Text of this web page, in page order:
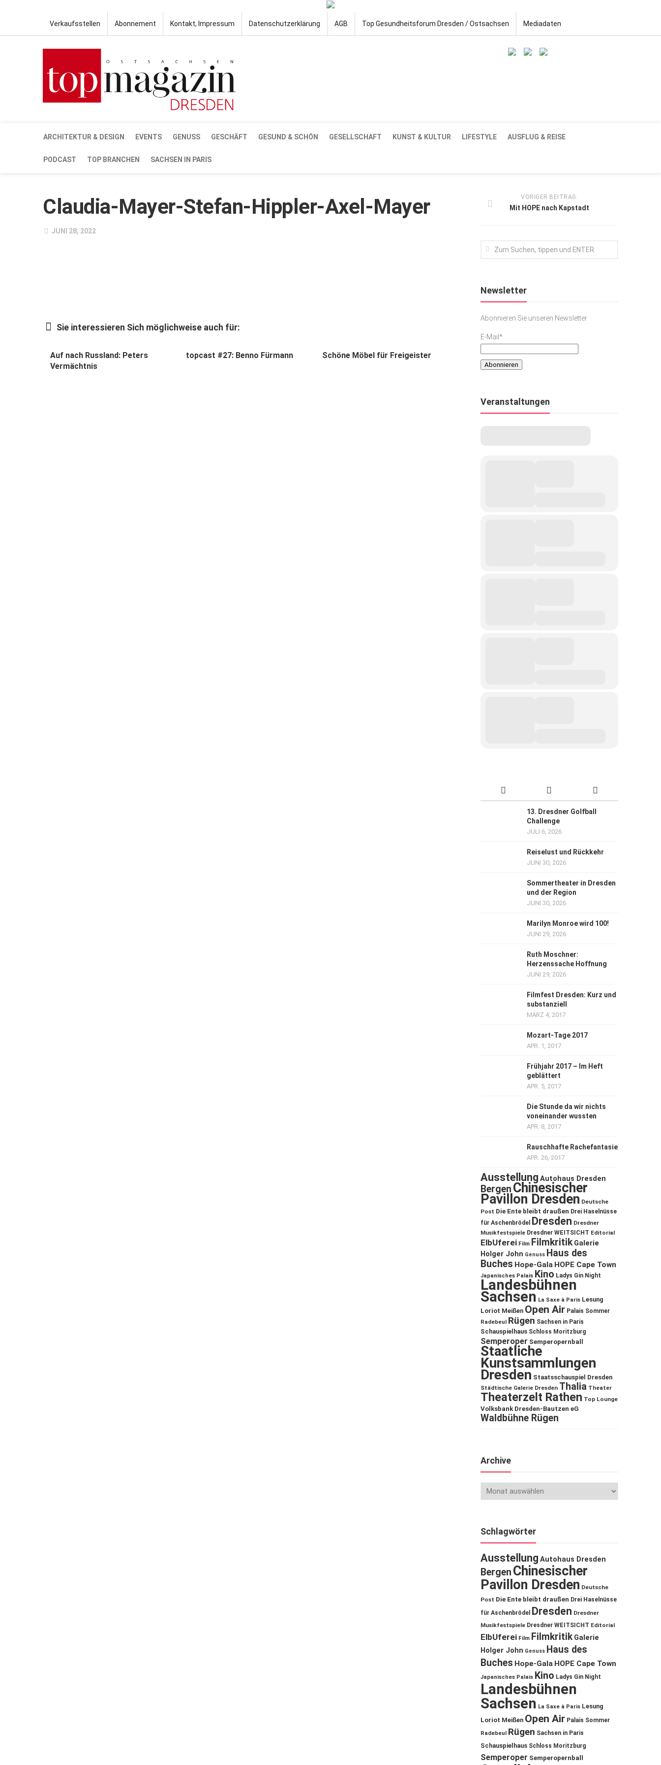
Verkaufsstellen Abonnement Kontakt, Impressum Datenschutzerklärung AGB Top Gesundheitsforum Dresden / Ostsachsen Mediadaten
ARCHITEKTUR & DESIGN EVENTS GENUSS GESCHÄFT GESUND & SCHÖN GESELLSCHAFT KUNST & KULTUR LIFESTYLE AUSFLUG & REISE
PODCAST TOP BRANCHEN SACHSEN IN PARIS
Claudia-Mayer-Stefan-Hippler-Axel-Mayer
JUNI 28, 2022
Sie interessieren Sich möglichweise auch für:
Auf nach Russland: Peters
Vermächtnis
topcast #27: Benno Fürmann Schöne Möbel für Freigeister
VORIGER BEITRAG:
Mit HOPE nach Kapstadt
Newsletter
Abonnieren Sie unseren Newsletter
E-Mail*
Veranstaltungen
13. Dresdner Golfball
Challenge
JULI 6, 2026
Reiselust und Rückkehr
JUNI 30, 2026
Sommertheater in Dresden
und der Region
JUNI 30, 2026
Marilyn Monroe wird 100!
JUNI 29, 2026
Ruth Moschner:
Herzenssache Hoffnung
JUNI 29, 2026
Filmfest Dresden: Kurz und
substanziell
MÄRZ 4, 2017
Mozart-Tage 2017
APR. 1, 2017
Frühjahr 2017 – Im Heft
geblättert
APR. 5, 2017
Die Stunde da wir nichts
voneinander wussten
APR. 8, 2017
Rauschhafte Rachefantasie
APR. 26, 2017
Ausstellung Autohaus Dresden
Bergen Chinesischer
Pavillon Dresden Deutsche
Post Die Ente bleibt draußen Drei Haselnüsse
für Aschenbrödel
Dresden Dresdner
Musikfestspiele Dresdner WEITSICHT Editorial
ElbUferei Film Filmkritik Galerie
Holger John Genuss Haus des
Buches Hope-Gala HOPE Cape Town
Japanisches Palais Kino Ladys Gin Night
Landesbühnen
Sachsen La Saxe à Paris Lesung
Loriot Meißen Open Air Palais Sommer
Radebeul Rügen Sachsen in Paris
Schauspielhaus Schloss Moritzburg
Semperoper Semperopernball
Staatliche
Kunstsammlungen
Dresden Staatsschauspiel Dresden
Städtische Galerie Dresden Thalia Theater
Theaterzelt Rathen Top Lounge
Volksbank Dresden-Bautzen eG
Waldbühne Rügen
Archive
Schlagwörter
Ausstellung Autohaus Dresden
Bergen Chinesischer
Pavillon Dresden Deutsche
Post Die Ente bleibt draußen Drei Haselnüsse
für Aschenbrödel
Dresden Dresdner
Musikfestspiele Dresdner WEITSICHT Editorial
ElbUferei Film Filmkritik Galerie
Holger John Genuss Haus des
Buches Hope-Gala HOPE Cape Town
Japanisches Palais Kino Ladys Gin Night
Landesbühnen
Sachsen La Saxe à Paris Lesung
Loriot Meißen Open Air Palais Sommer
Radebeul Rügen Sachsen in Paris
Schauspielhaus Schloss Moritzburg
Semperoper Semperopernball